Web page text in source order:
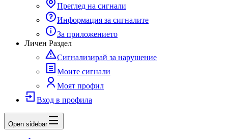
Преглед на сигнали
Информация за сигналите
За приложението
Личен Раздел
Сигнализирай за нарушение
Моите сигнали
Моят профил
Вход в профила
Open sidebar